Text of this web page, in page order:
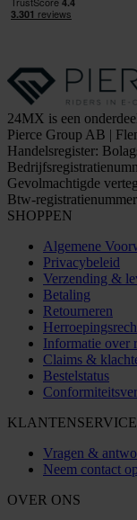
24MX is een
Pierce Group AB |
Handelsregister:
Gevolmachtigde
Btw-
SHOPPEN
Algemene
Privacybeleid
Verzending &
Betaling
Retourneren
Informatie over
Claims &
Bestelstatus
KLANTENSERVICE
Vragen &
Neem contact
OVER ONS